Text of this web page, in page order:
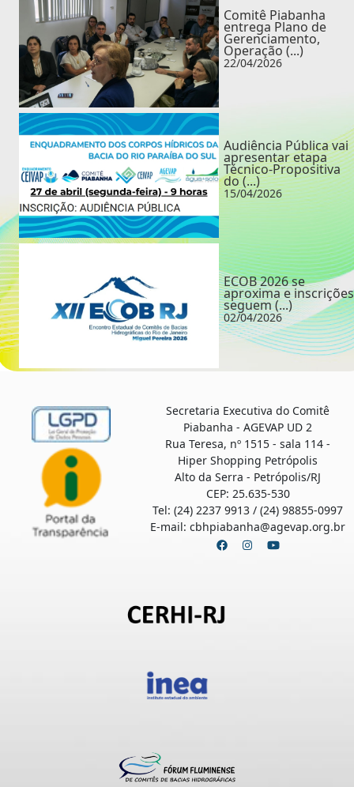
Comitê Piabanha
entrega Plano de
Gerenciamento,
Operação (...)
22/04/2026
Audiência Pública vai
apresentar etapa
Técnico-Propositiva
do (...)
15/04/2026
ECOB 2026 se
aproxima e inscrições
seguem (...)
02/04/2026
Secretaria Executiva do Comitê
Piabanha - AGEVAP UD 2
Rua Teresa, nº 1515 - sala 114 -
Hiper Shopping Petrópolis
Alto da Serra - Petrópolis/RJ
CEP: 25.635-530
Tel: (24) 2237 9913 / (24) 98855-0997
E-mail: cbhpiabanha@agevap.org.br